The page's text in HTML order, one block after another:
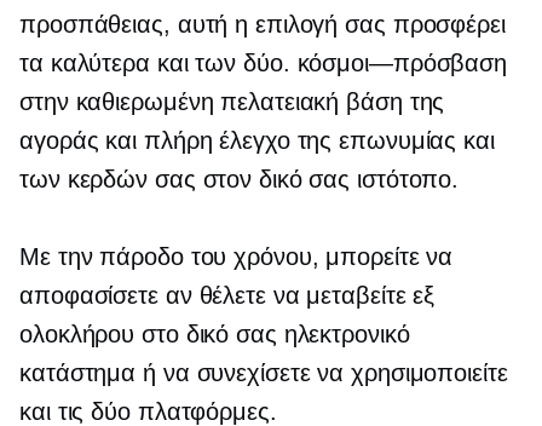
προσπάθειας, αυτή η επιλογή σας προσφέρει
τα καλύτερα και των δύο. κόσμοι—πρόσβαση
στην καθιερωμένη πελατειακή βάση της
αγοράς και πλήρη έλεγχο της επωνυμίας και
των κερδών σας στον δικό σας ιστότοπο.
Με την πάροδο του χρόνου, μπορείτε να
αποφασίσετε αν θέλετε να μεταβείτε εξ
ολοκλήρου στο δικό σας ηλεκτρονικό
κατάστημα ή να συνεχίσετε να χρησιμοποιείτε
και τις δύο πλατφόρμες.